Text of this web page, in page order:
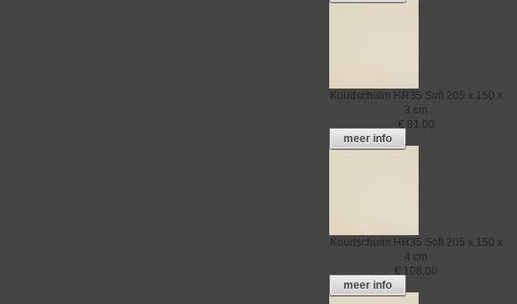
Koudschuim HR35 Soft 205 x 150 x
3 cm
€ 81,00
meer info
Koudschuim HR35 Soft 205 x 150 x
4 cm
€ 108,00
meer info